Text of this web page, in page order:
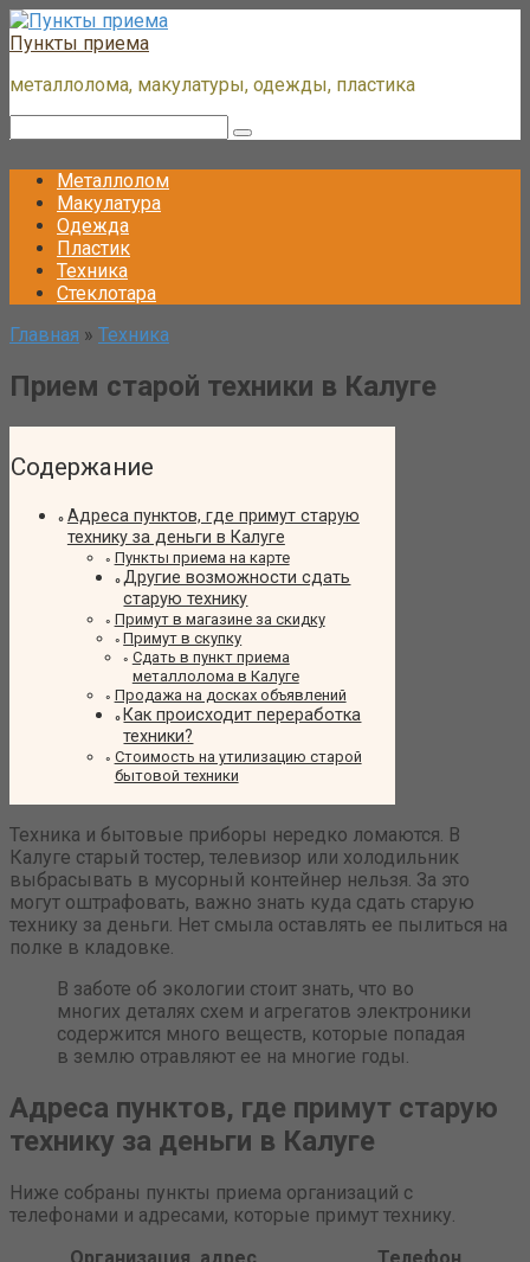
Перейти
к
Пункты приема
металлолома, макулатуры, одежды, пластика
Металлолом
Макулатура
Одежда
Пластик
Техника
Стеклотара
Главная » Техника
Прием старой техники в Калуге
Содержание
Адреса пунктов, где примут старую
технику за деньги в Калуге
Пункты приема на карте
Другие возможности сдать
старую технику
Примут в магазине за скидку
Примут в скупку
Сдать в пункт приема
металлолома в Калуге
Продажа на досках объявлений
Как происходит переработка
техники?
Стоимость на утилизацию старой
бытовой техники
Техника и бытовые приборы нередко ломаются. В
Калуге старый тостер, телевизор или холодильник
выбрасывать в мусорный контейнер нельзя. За это
могут оштрафовать, важно знать куда сдать старую
технику за деньги. Нет смыла оставлять ее пылиться на
полке в кладовке.
В заботе об экологии стоит знать, что во
многих деталях схем и агрегатов электроники
содержится много веществ, которые попадая
в землю отравляют ее на многие годы.
Адреса пунктов, где примут старую
технику за деньги в Калуге
Ниже собраны пункты приема организаций с
телефонами и адресами, которые примут технику.